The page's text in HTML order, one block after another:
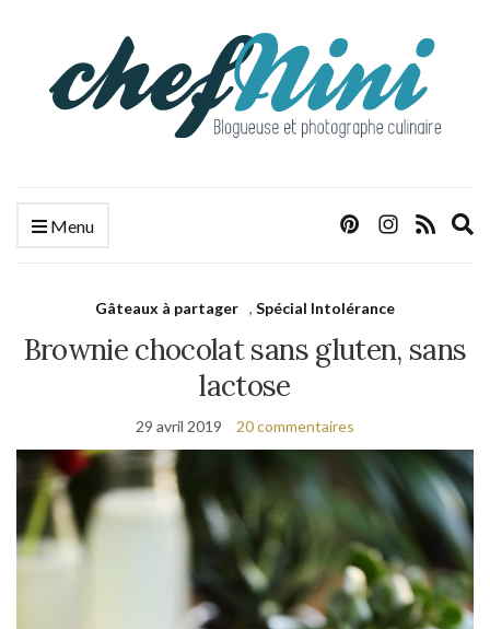
Menu
Gâteaux à partager , Spécial Intolérance
Brownie chocolat sans gluten, sans
lactose
29 avril 2019 20 commentaires